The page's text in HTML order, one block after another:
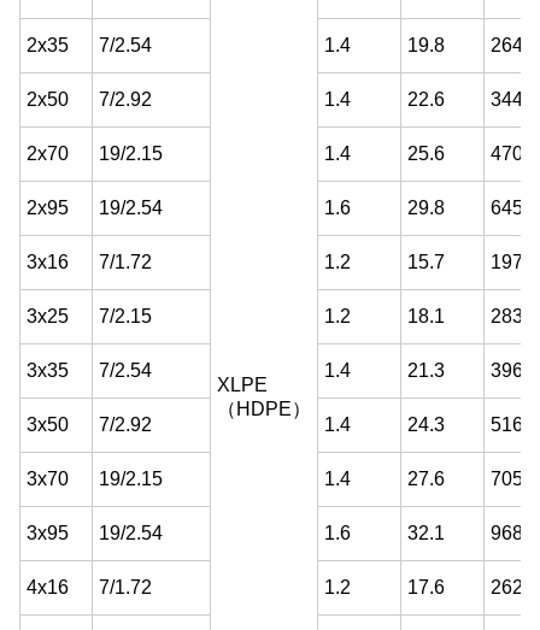
XLPE
（HDPE）
2x35 7/2.54 1.4 19.8 264.5
2x50 7/2.92 1.4 22.6 344.1
2x70 19/2.15 1.4 25.6 470.0
2x95 19/2.54 1.6 29.8 645.5
3x16 7/1.72 1.2 15.7 197.1
3x25 7/2.15 1.2 18.1 283.5
3x35 7/2.54 1.4 21.3 396.7
3x50 7/2.92 1.4 24.3 516.2
3x70 19/2.15 1.4 27.6 705.1
3x95 19/2.54 1.6 32.1 968.2
4x16 7/1.72 1.2 17.6 262.9